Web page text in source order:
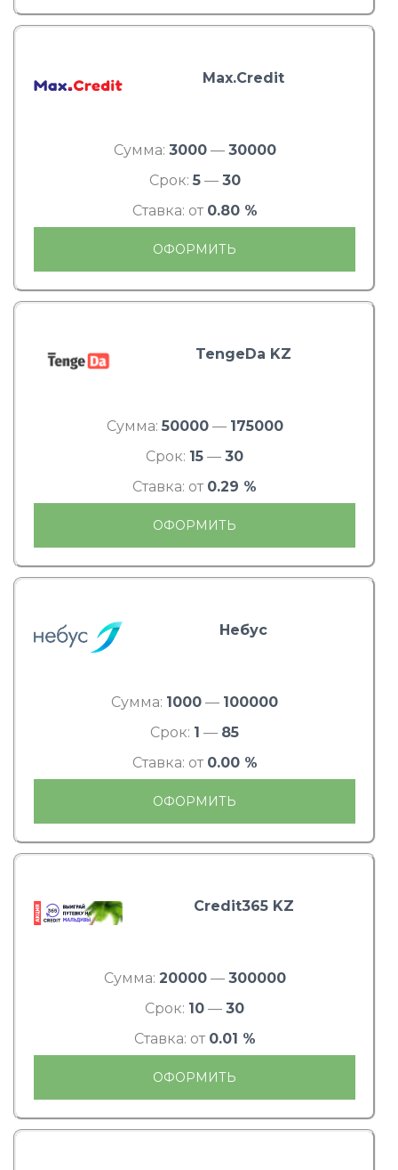
Max.Credit
Сумма: 3000— 30000
Срок: 5— 30
Ставка: от 0.80 %
ОФОРМИТЬ
TengeDa KZ
Сумма: 50000— 175000
Срок: 15 — 30
Ставка: от 0.29 %
ОФОРМИТЬ
Небус
Сумма: 1000 — 100000
Срок: 1 — 85
Ставка: от 0.00 %
ОФОРМИТЬ
Credit365 KZ
Сумма: 20000— 300000
Срок: 10 — 30
Ставка: от 0.01 %
ОФОРМИТЬ